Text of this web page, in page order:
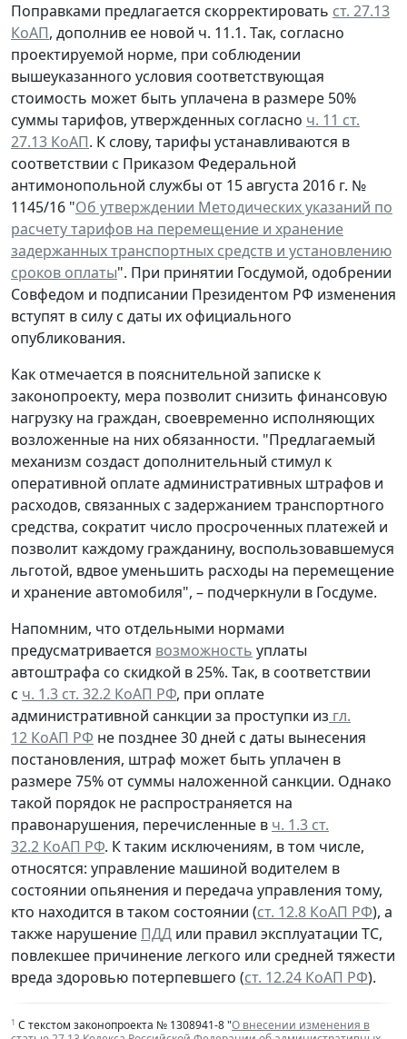
Поправками предлагается скорректировать ст. 27.13
КоАП, дополнив ее новой ч. 11.1. Так, согласно
проектируемой норме, при соблюдении
вышеуказанного условия соответствующая
стоимость может быть уплачена в размере 50%
суммы тарифов, утвержденных согласно ч. 11 ст.
27.13 КоАП. К слову, тарифы устанавливаются в
соответствии с Приказом Федеральной
антимонопольной службы от 15 августа 2016 г. №
1145/16 "Об утверждении Методических указаний по
расчету тарифов на перемещение и хранение
задержанных транспортных средств и установлению
сроков оплаты". При принятии Госдумой, одобрении
Совфедом и подписании Президентом РФ изменения
вступят в силу с даты их официального
опубликования.
Как отмечается в пояснительной записке к
законопроекту, мера позволит снизить финансовую
нагрузку на граждан, своевременно исполняющих
возложенные на них обязанности. "Предлагаемый
механизм создаст дополнительный стимул к
оперативной оплате административных штрафов и
расходов, связанных с задержанием транспортного
средства, сократит число просроченных платежей и
позволит каждому гражданину, воспользовавшемуся
льготой, вдвое уменьшить расходы на перемещение
и хранение автомобиля", – подчеркнули в Госдуме.
Напомним, что отдельными нормами
предусматривается возможность уплаты
автоштрафа со скидкой в 25%. Так, в соответствии
с ч. 1.3 ст. 32.2 КоАП РФ, при оплате
административной санкции за проступки из гл.
12 КоАП РФ не позднее 30 дней с даты вынесения
постановления, штраф может быть уплачен в
размере 75% от суммы наложенной санкции. Однако
такой порядок не распространяется на
правонарушения, перечисленные в ч. 1.3 ст.
32.2 КоАП РФ. К таким исключениям, в том числе,
относятся: управление машиной водителем в
состоянии опьянения и передача управления тому,
кто находится в таком состоянии (ст. 12.8 КоАП РФ), а
также нарушение ПДД или правил эксплуатации ТС,
повлекшее причинение легкого или средней тяжести
вреда здоровью потерпевшего (ст. 12.24 КоАП РФ).
1 С текстом законопроекта № 1308941-8 "О внесении изменения в